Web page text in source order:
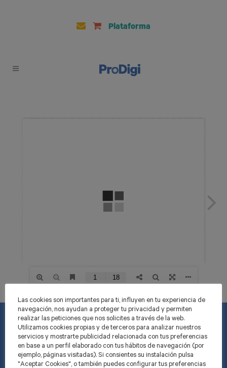
Plataforma
INFORMACIÓ
Informació general
Las cookies son importantes para ti, influyen en tu experiencia de
navegación, nos ayudan a proteger tu privacidad y permiten
realizar las peticiones que nos solicites a través de la web.
Utilizamos cookies propias y de terceros para analizar nuestros
servicios y mostrarte publicidad relacionada con tus preferencias
en base a un perfil elaborado con tus hábitos de navegación (por
ejemplo, páginas visitadas). Si consientes su instalación pulsa
"Aceptar Cookies", o también puedes configurar tus preferencias